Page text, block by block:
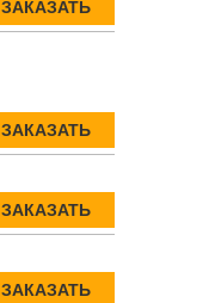
ЗАКАЗАТЬ
ЗАКАЗАТЬ
ЗАКАЗАТЬ
ЗАКАЗАТЬ